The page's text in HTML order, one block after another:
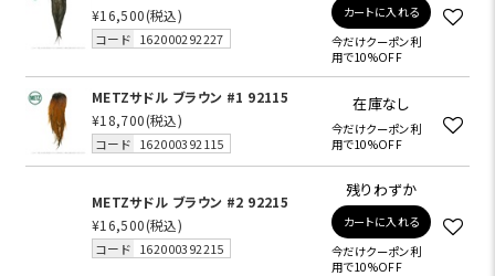
¥16,500(税込)
コード 162000292227
カートに入れる
今だけクーポン利
用で10%OFF
METZサドル ブラウン #1 92115
¥18,700(税込)
コード 162000392115
在庫なし
今だけクーポン利
用で10%OFF
METZサドル ブラウン #2 92215
¥16,500(税込)
コード 162000392215
残りわずか
カートに入れる
今だけクーポン利
用で10%OFF